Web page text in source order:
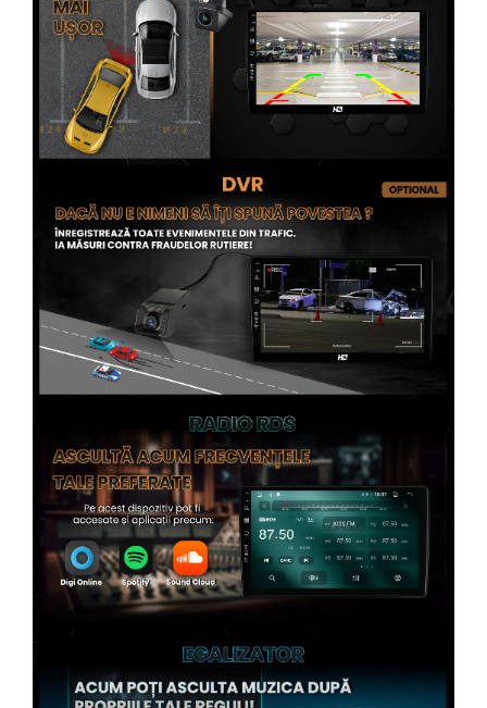
Rame adaptoare Jeep
Rame adaptoare Chrysler
Rame adaptoare Dodge
Rame adaptoare Isuzu
Rame adaptoare Subaru
Rame adaptoare Smart
Rame adaptoare Land Rover
Rame adaptoare Ssangyong
Rame adaptoare Hummer
Conectica Auto
Conectica Auto
Conectică Audi
Conectică Ford
Conectică Volkswagen